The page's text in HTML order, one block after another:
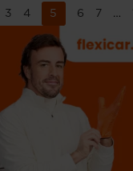
3 4 5 6 7 …